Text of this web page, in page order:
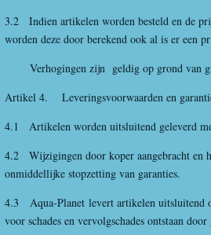
3.2 Indien artikelen worden besteld en de
worden deze door berekend ook al is er een
Verhogingen zijn geldig op grond van
Artikel 4. Leveringsvoorwaarden en
4.1 Artikelen worden uitsluitend geleverd
4.2 Wijzigingen door koper aangebracht en
onmiddellijke stopzetting van garanties.
4.3
Aqua-Planet levert artikelen uitsluitend
voor schades en vervolgschades ontstaan